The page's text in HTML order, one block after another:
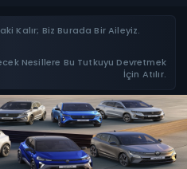
Kalır; Biz Burada Bir Aileyiz.
Nesillere Bu Tutkuyu Devretmek
İçin Atılır.